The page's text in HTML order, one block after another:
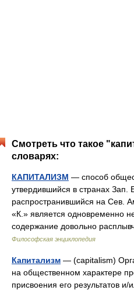
Смотреть что такое
словарях:
КАПИТАЛИЗМ — способ
утвердившийся в странах Зап.
распространившийся на Сев.
«К.» является одновременно
содержание довольно
Философская энциклопедия
Капитализм — (capitalism)
на общественном характере
присвоения его результатов